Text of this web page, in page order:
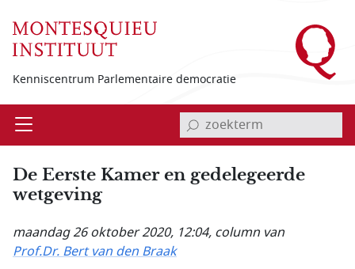
Kenniscentrum Parlementaire democratie
Open invoerveld zoekterm
De Eerste Kamer en gedelegeerde
wetgeving
maandag 26 oktober 2020, 12:04, column van
Prof.Dr. Bert van den Braak